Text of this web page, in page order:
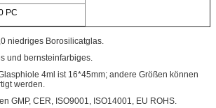
PC
niedriges Borosilicatglas.
und bernsteinfarbiges.
4ml ist 16*45mm; andere Größen können
werden.
GMP, CER, ISO9001, ISO14001, EU ROHS.